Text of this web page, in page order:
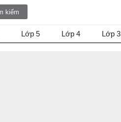
Lớp 5 Lớp 4 Lớp 3